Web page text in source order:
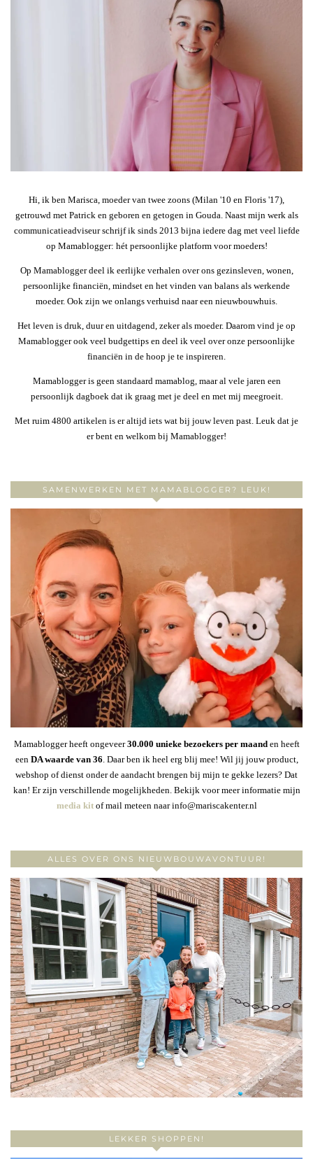
Hi, ik ben Marisca, moeder van twee zoons (Milan '10 en Floris '17),
getrouwd met Patrick en geboren en getogen in Gouda. Naast mijn werk als
communicatieadviseur schrijf ik sinds 2013 bijna iedere dag met veel liefde
op Mamablogger: hét persoonlijke platform voor moeders!
Op Mamablogger deel ik eerlijke verhalen over ons gezinsleven, wonen,
persoonlijke financiën, mindset en het vinden van balans als werkende
moeder. Ook zijn we onlangs verhuisd naar een nieuwbouwhuis.
Het leven is druk, duur en uitdagend, zeker als moeder. Daarom vind je op
Mamablogger ook veel budgettips en deel ik veel over onze persoonlijke
financiën in de hoop je te inspireren.
Mamablogger is geen standaard mamablog, maar al vele jaren een
persoonlijk dagboek dat ik graag met je deel en met mij meegroeit.
Met ruim 4800 artikelen is er altijd iets wat bij jouw leven past. Leuk dat je
er bent en welkom bij Mamablogger!
SAMENWERKEN MET MAMABLOGGER? LEUK!
Mamablogger heeft ongeveer30.000 unieke bezoekers per maanden heeft
een DA waarde van 36. Daar ben ik heel erg blij mee! Wil jij jouw product,
webshop of dienst onder de aandacht brengen bij mijn te gekke lezers? Dat
kan! Er zijn verschillende mogelijkheden. Bekijk voor meer informatie mijn
media kitof mail meteen naar info@mariscakenter.nl
ALLES OVER ONS NIEUWBOUWAVONTUUR!
LEKKER SHOPPEN!